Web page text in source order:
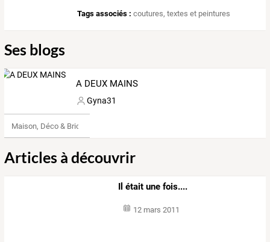
Tags associés : coutures,textes et peintures
Ses blogs
A DEUX MAINS
Gyna31
Maison, Déco & Bricolage
Articles à découvrir
Il était une fois....
12 mars 2011